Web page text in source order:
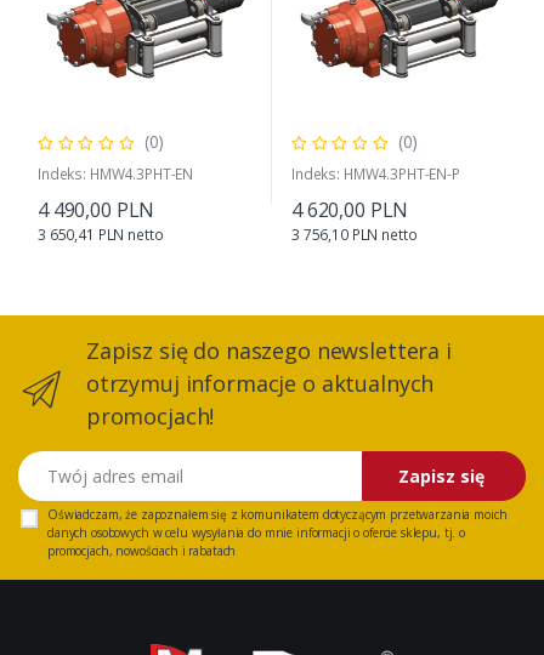
(0)
Indeks: HMW4.3PHT-EN
4 490,00 PLN
3 650,41 PLN netto
(0)
Indeks: HMW4.3PHT-EN-P
4 620,00 PLN
3 756,10 PLN netto
Zapisz się do naszego newslettera i
otrzymuj informacje o aktualnych
promocjach!
Twój adres email
Zapisz się
Oświadczam, że zapoznałem się z komunikatem dotyczącym przetwarzania moich
danych osobowych w celu wysyłania do mnie informacji o ofercie sklepu, tj. o
promocjach, nowościach i rabatach